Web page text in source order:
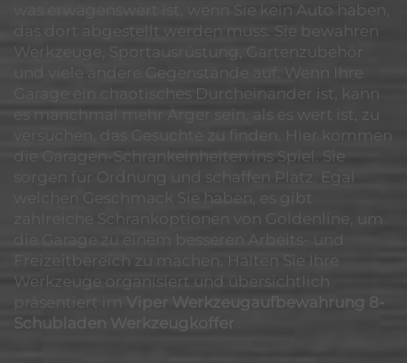
was erwägenswert ist, wenn Sie kein Auto haben,
das dort abgestellt werden muss. Sie bewahren
Werkzeuge, Sportausrüstung, Gartenzubehör
und viele andere Gegenstände auf. Wenn Ihre
Garage ein chaotisches Durcheinander ist, kann
es manchmal mehr Ärger sein, als es wert ist, zu
versuchen, das Gesuchte zu finden. Hier kommen
die Garagen-Schrankeinheiten ins Spiel. Sie
sorgen für Ordnung und schaffen Platz. Egal
welchen Geschmack Sie haben, es gibt
zahlreiche Schrankoptionen von Goldenline, um
die Garage zu einem besseren Arbeits- und
Freizeitbereich zu machen. Halten Sie Ihre
Werkzeuge organisiert und übersichtlich
präsentiert im
Viper Werkzeugaufbewahrung 8-
Schubladen Werkzeugkoffer